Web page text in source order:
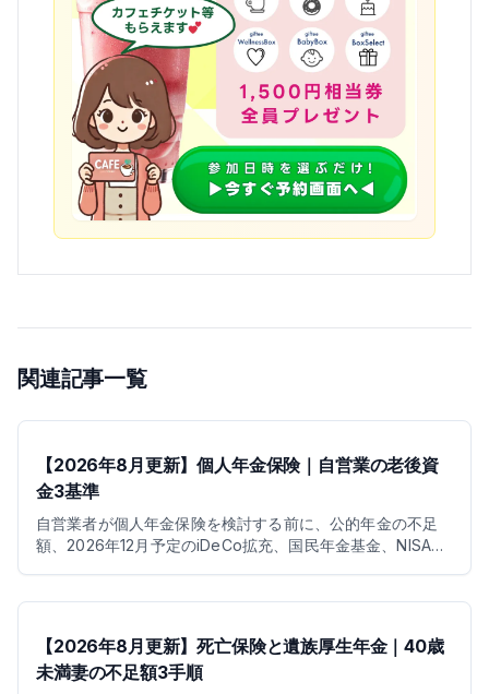
関連記事一覧
【2026年8月更新】個人年金保険｜自営業の老後資
金3基準
自営業者が個人年金保険を検討する前に、公的年金の不足
額、2026年12月予定のiDeCo拡充、国民年金基金、NISA、
【2026年8月更新】死亡保険と遺族厚生年金｜40歳
未満妻の不足額3手順